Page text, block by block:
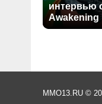
интервью
Awakening
MMO13.RU ©